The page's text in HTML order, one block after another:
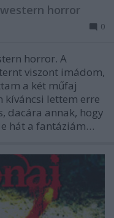
horror
0
horror. A
viszont imádom,
a két műfaj
kíváncsi lettem erre
dacára annak, hogy
hát a fantáziám…